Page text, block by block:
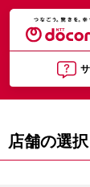
店舗の選択